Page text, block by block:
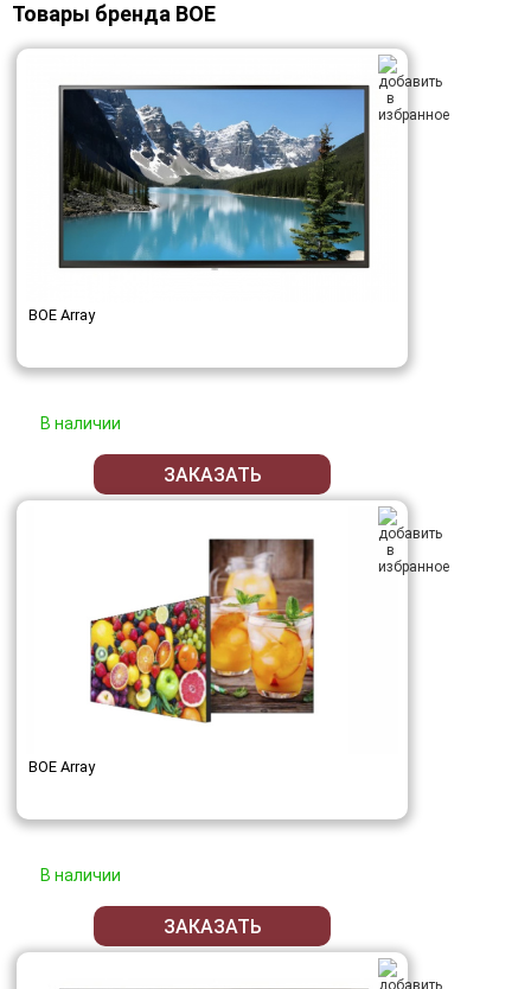
Товары бренда BOE
BOE Array
В наличии
ЗАКАЗАТЬ
BOE Array
В наличии
ЗАКАЗАТЬ